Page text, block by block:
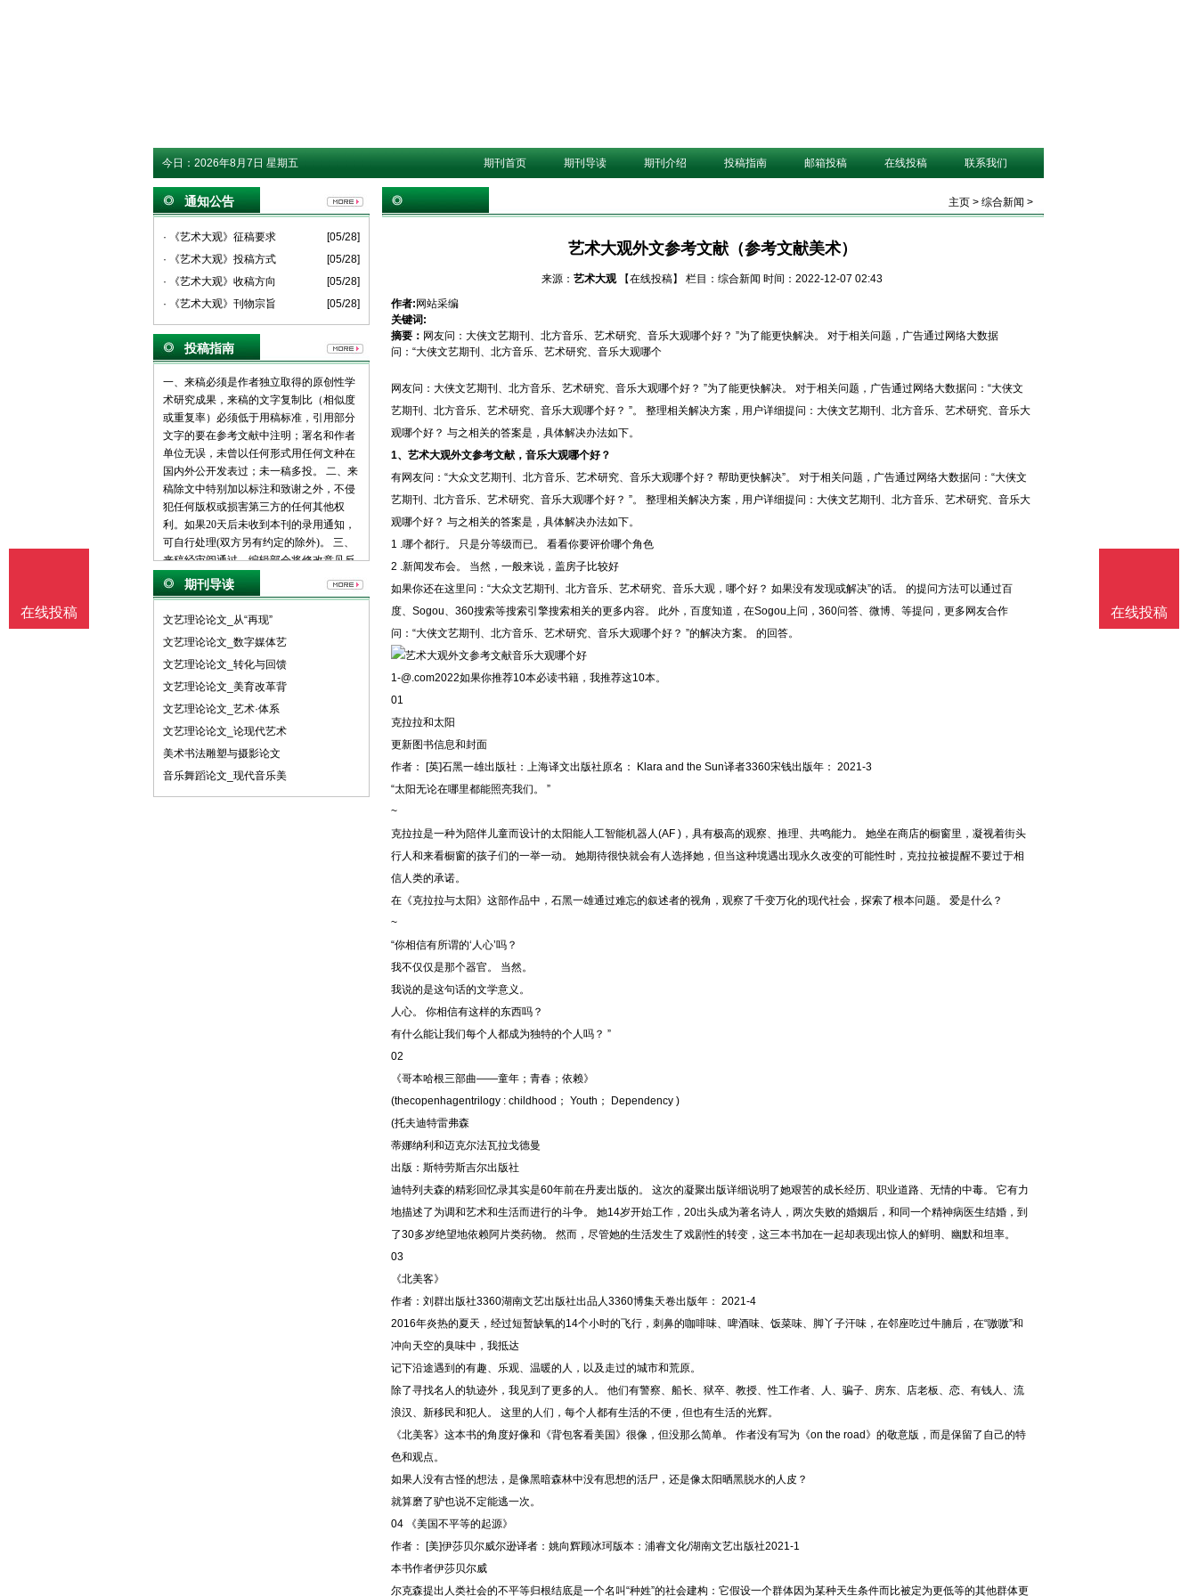
今日： 2026年8月7日 星期五 期刊首页 期刊导读 期刊介绍 投稿指南 邮箱投稿 在线投稿 联系我们
通知公告
· 《艺术大观》征稿要求
[05/28]
· 《艺术大观》投稿方式
[05/28]
· 《艺术大观》收稿方向
[05/28]
· 《艺术大观》刊物宗旨
[05/28]
投稿指南
一、来稿必须是作者独立取得的原创性学
术研究成果，来稿的文字复制比（相似度
或重复率）必须低于用稿标准，引用部分
文字的要在参考文献中注明；署名和作者
单位无误，未曾以任何形式用任何文种在
国内外公开发表过；未一稿多投。 二、来
稿除文中特别加以标注和致谢之外，不侵
犯任何版权或损害第三方的任何其他权
利。如果20天后未收到本刊的录用通知，
可自行处理(双方另有约定的除外)。 三、
来稿经审阅通过，编辑部会将修改意见反
馈给您，您应在收到通知7天内提交修改
稿。作者享有引用和复制该文的权利及著
作权法的其它权利。 四、一般来说，4500
文章，不能说清问题，很难保证学术质
量，本刊恕不受理。 五、论文格式及要
素：标题、作者、工作单位全称(院系处
室)、摘要、关键词、正文、注释、参考文
查看参考文献格式示例)、作者简介(100字
内)、联系方式(通信地址、邮编、电话、
电子信箱)。 六、处理流程：（1） 通过电
期刊导读
文艺理论论文_从“再现”
文艺理论论文_数字媒体艺
文艺理论论文_转化与回馈
文艺理论论文_美育改革背
文艺理论论文_艺术·体系
文艺理论论文_论现代艺术
美术书法雕塑与摄影论文
音乐舞蹈论文_现代音乐美
主页 > 综合新闻 >
艺术大观外文参考文献（参考文献美术）
来源： 艺术大观 【在线投稿】 栏目： 综合新闻 时间：2022-12-07 02:43
作者: 网站采编
关键词:
摘要： 网友问：大侠文艺期刊、北方音乐、艺术研究、音乐大观哪个好？ ”为了能更快解决。 对于相关问题，广告通过网络大数据
问：“大侠文艺期刊、北方音乐、艺术研究、音乐大观哪个
网友问：大侠文艺期刊、北方音乐、艺术研究、音乐大观哪个好？ ”为了能更快解决。 对于相关问题，广告通过网络大数据问：“大侠文
艺期刊、北方音乐、艺术研究、音乐大观哪个好？ ”。 整理相关解决方案，用户详细提问：大侠文艺期刊、北方音乐、艺术研究、音乐大
观哪个好？ 与之相关的答案是，具体解决办法如下。
1、 艺术大观外文参考文献，音乐大观哪个好？
有网友问：“大众文艺期刊、北方音乐、艺术研究、音乐大观哪个好？ 帮助更快解决”。 对于相关问题，广告通过网络大数据问：“大侠文
艺期刊、北方音乐、艺术研究、音乐大观哪个好？ ”。 整理相关解决方案，用户详细提问：大侠文艺期刊、北方音乐、艺术研究、音乐大
观哪个好？ 与之相关的答案是，具体解决办法如下。
1 .哪个都行。 只是分等级而已。 看看你要评价哪个角色
2 .新闻发布会。 当然，一般来说，盖房子比较好
如果你还在这里问：“大众文艺期刊、北方音乐、艺术研究、音乐大观，哪个好？ 如果没有发现或解决”的话。 的提问方法可以通过百
度、Sogou、360搜索等搜索引擎搜索相关的更多内容。 此外，百度知道，在Sogou上问，360问答、微博、等提问，更多网友合作
问：“大侠文艺期刊、北方音乐、艺术研究、音乐大观哪个好？ ”的解决方案。 的回答。
1-@.com2022如果你推荐10本必读书籍，我推荐这10本。
01
克拉拉和太阳
更新图书信息和封面
作者： [英]石黑一雄出版社：上海译文出版社原名： Klara and the Sun译者3360宋钱出版年： 2021-3
“太阳无论在哪里都能照亮我们。 ”
~
克拉拉是一种为陪伴儿童而设计的太阳能人工智能机器人(AF )，具有极高的观察、推理、共鸣能力。 她坐在商店的橱窗里，凝视着街头
行人和来看橱窗的孩子们的一举一动。 她期待很快就会有人选择她，但当这种境遇出现永久改变的可能性时，克拉拉被提醒不要过于相
信人类的承诺。
在《克拉拉与太阳》这部作品中，石黑一雄通过难忘的叙述者的视角，观察了千变万化的现代社会，探索了根本问题。 爱是什么？
~
“你相信有所谓的‘人心’吗？
我不仅仅是那个器官。 当然。
我说的是这句话的文学意义。
人心。 你相信有这样的东西吗？
有什么能让我们每个人都成为独特的个人吗？ ”
02
《哥本哈根三部曲——童年；青春；依赖》
(thecopenhagentrilogy : childhood； Youth； Dependency )
(托夫迪特雷弗森
蒂娜纳利和迈克尔法瓦拉戈德曼
出版：斯特劳斯吉尔出版社
迪特列夫森的精彩回忆录其实是60年前在丹麦出版的。 这次的凝聚出版详细说明了她艰苦的成长经历、职业道路、无情的中毒。 它有力
地描述了为调和艺术和生活而进行的斗争。 她14岁开始工作，20出头成为著名诗人，两次失败的婚姻后，和同一个精神病医生结婚，到
了30多岁绝望地依赖阿片类药物。 然而，尽管她的生活发生了戏剧性的转变，这三本书加在一起却表现出惊人的鲜明、幽默和坦率。
03
《北美客》
作者：刘群出版社3360湖南文艺出版社出品人3360博集天卷出版年： 2021-4
2016年炎热的夏天，经过短暂缺氧的14个小时的飞行，刺鼻的咖啡味、啤酒味、饭菜味、脚丫子汗味，在邻座吃过牛腩后，在“嗷嗷”和
冲向天空的臭味中，我抵达
记下沿途遇到的有趣、乐观、温暖的人，以及走过的城市和荒原。
除了寻找名人的轨迹外，我见到了更多的人。 他们有警察、船长、狱卒、教授、性工作者、人、骗子、房东、店老板、恋、有钱人、流
浪汉、新移民和犯人。 这里的人们，每个人都有生活的不便，但也有生活的光辉。
《北美客》这本书的角度好像和《背包客看美国》很像，但没那么简单。 作者没有写为《on the road》的敬意版，而是保留了自己的特
色和观点。
如果人没有古怪的想法，是像黑暗森林中没有思想的活尸，还是像太阳晒黑脱水的人皮？
就算磨了驴也说不定能逃一次。
04 《美国不平等的起源》
作者： [美]伊莎贝尔威尔逊译者：姚向辉顾冰珂版本：浦睿文化/湖南文艺出版社2021-1
本书作者伊莎贝尔威
尔克森提出人类社会的不平等归根结底是一个名叫“种姓”的社会建构：它假设一个群体因为某种天生条件而比被定为更低等的其他群体更
在线投稿
在线投稿